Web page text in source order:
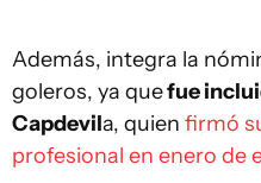
Además, integra la
goleros, ya quefue
Capdevila, quien firmó
profesional en enero de